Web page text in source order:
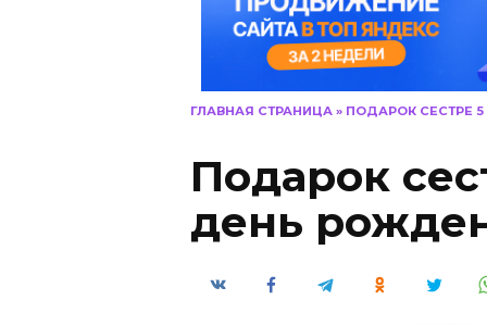
ГЛАВНАЯ СТРАНИЦА » ПОДАРОК СЕСТРЕ
Подарок
день